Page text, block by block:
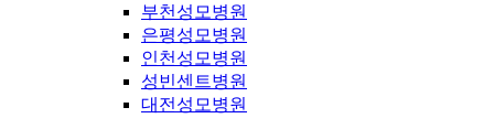
부천성모병원
은평성모병원
인천성모병원
성빈센트병원
대전성모병원